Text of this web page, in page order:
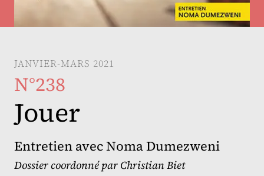
JANVIER-MARS 2021
N°238
Jouer
Entretien avec Noma Dumezweni
Dossier coordonné par Christian Biet